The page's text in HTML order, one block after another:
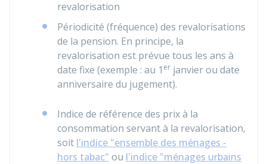
revalorisation
Périodicité (fréquence) des revalorisations
de la pension. En principe, la
revalorisation est prévue tous les ans à
date fixe (exemple : au 1 er janvier ou date
anniversaire du jugement).
Indice de référence des prix à la
consommation servant à la revalorisation,
soit l'indice "ensemble des ménages -
hors tabac" ou l'indice "ménages urbains